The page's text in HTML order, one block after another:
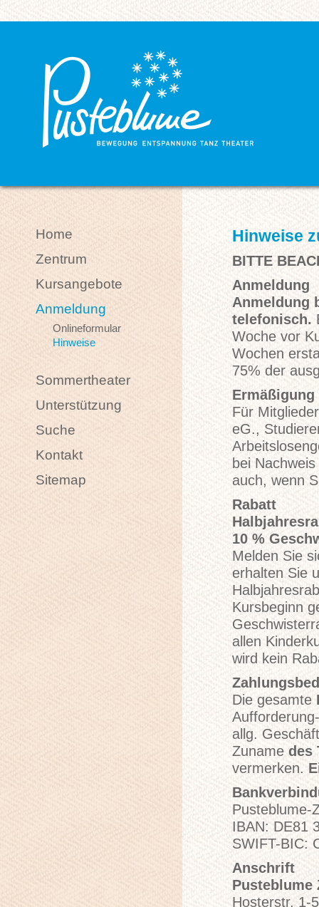
Home
Zentrum
Kursangebote
Anmeldung
Onlineformular
Hinweise
Sommertheater
Unterstützung
Suche
Kontakt
Sitemap
Hinweise
BITTE
Anmeldung
Anmeldung
telefonisch.
Woche vor
Wochen
75% der
Ermäßigung
Für
eG.,
bei
auch, wenn
Rabatt
10 %
Melden Sie
erhalten Sie
Kursbeginn
allen
wird kein
Die gesamte
allg.
Zuname des
vermerken.
Pusteblume-
IBAN: DE81
SWIFT-BIC:
Anschrift
Pusteblume
Hosterstr. 1-5